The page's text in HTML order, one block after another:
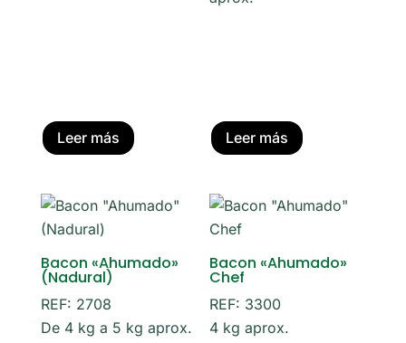
Leer más Leer más
Bacon «Ahumado»
(Nadural)
REF: 2708
De 4 kg a 5 kg aprox.
Bacon «Ahumado»
Chef
REF: 3300
4 kg aprox.